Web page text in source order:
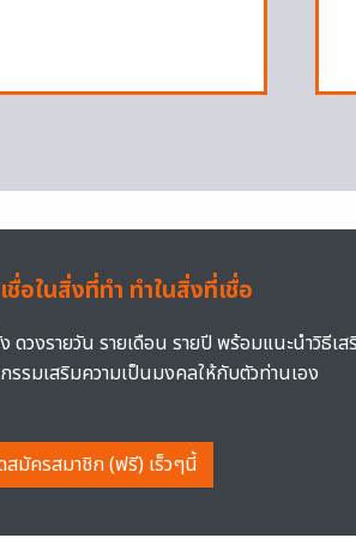
อในสิ่งที่ทำ ทำในสิ่งที่เชื่อ
ดวงรายวัน รายเดือน รายปี พร้อมแนะนำวิธีเส
รรมเสริมความเป็นมงคลให้กับตัวท่านเอง
สมัครสมาชิก (ฟรี) เร็วๆนี้